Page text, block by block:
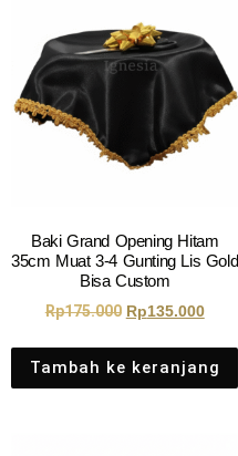
Baki Grand Opening Hitam
35cm Muat 3-4 Gunting Lis Gold
Bisa Custom
Rp175.000 Rp135.000
Tambah ke keranjang